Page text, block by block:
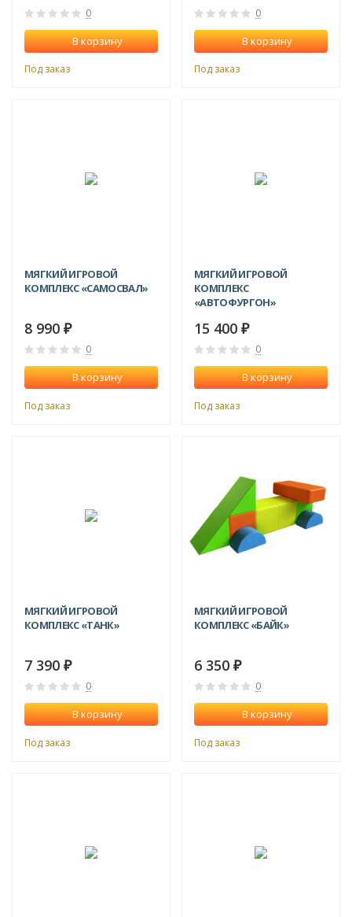
0
В корзину
Под заказ
0
В корзину
Под заказ
МЯГКИЙ ИГРОВОЙ
КОМПЛЕКС «САМОСВАЛ»
8 990 ₽
0
В корзину
Под заказ
МЯГКИЙ ИГРОВОЙ
КОМПЛЕКС
«АВТОФУРГОН»
15 400 ₽
0
В корзину
Под заказ
МЯГКИЙ ИГРОВОЙ
КОМПЛЕКС «ТАНК»
7 390 ₽
0
В корзину
Под заказ
МЯГКИЙ ИГРОВОЙ
КОМПЛЕКС «БАЙК»
6 350 ₽
0
В корзину
Под заказ